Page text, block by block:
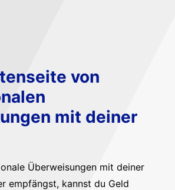
von
mit deiner
Überweisungen mit deiner
empfängst, kannst du Geld